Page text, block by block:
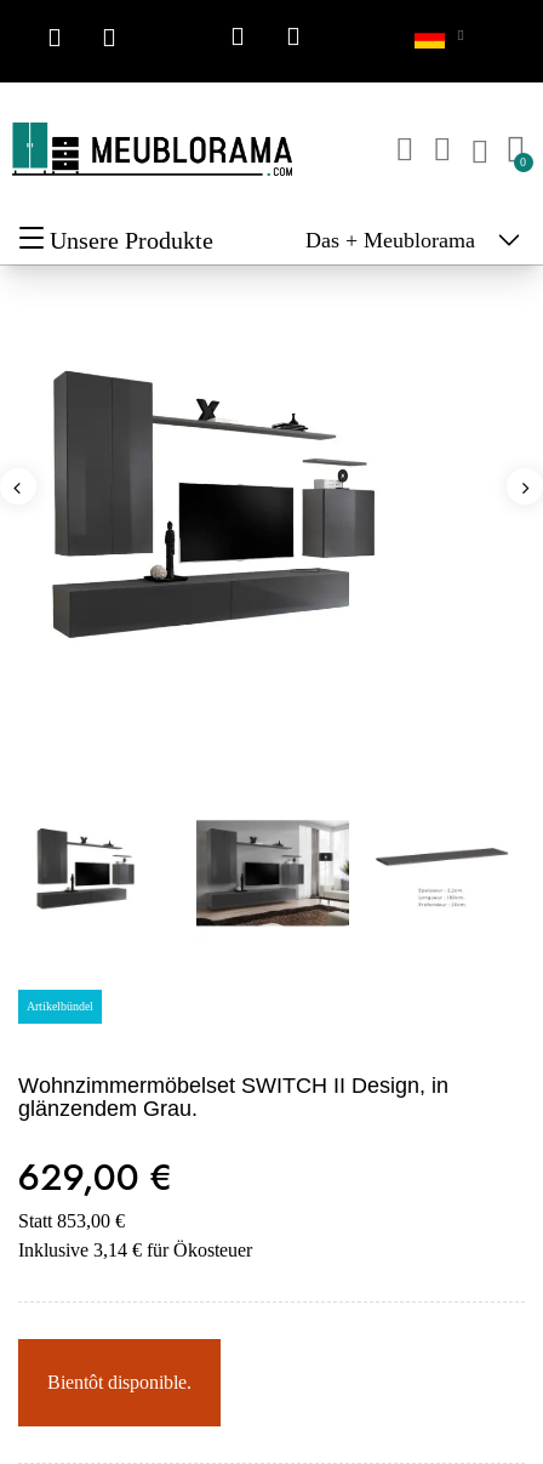
Unsere Produkte Das + Meublorama
Artikelbündel
Wohnzimmermöbelset SWITCH II Design, in
glänzendem Grau.
629,00 €
Statt 853,00 €
Inklusive 3,14 € für Ökosteuer
Bientôt disponible.